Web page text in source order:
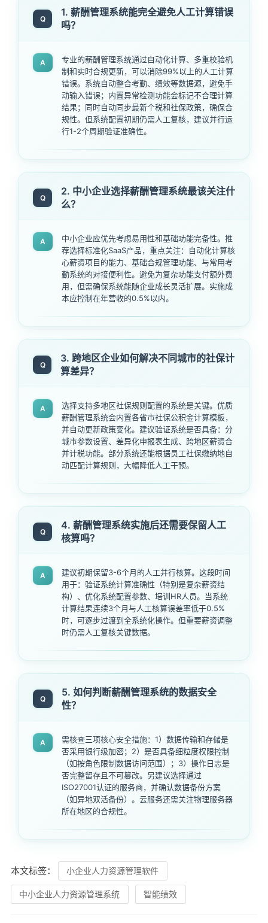
Q
1. 薪酬管理系统能完全避免人工计算错误
吗？
A
专业的薪酬管理系统通过自动化计算、多重校验机
制和实时合规更新，可以消除99%以上的人工计算
错误。系统自动整合考勤、绩效等数据源，避免手
动输入错误；内置异常检测功能会标记不合理计算
结果；同时自动同步最新个税和社保政策，确保合
规性。但系统配置初期仍需人工复核，建议并行运
行1-2个周期验证准确性。
Q
2. 中小企业选择薪酬管理系统最该关注什
么？
A
中小企业应优先考虑易用性和基础功能完备性。推
荐选择标准化SaaS产品，重点关注：自动化计算核
心薪资项目的能力、基础合规管理功能、与常用考
勤系统的对接便利性。避免为复杂功能支付额外费
用，但需确保系统能随企业成长灵活扩展。实施成
本应控制在年营收的0.5%以内。
Q
3. 跨地区企业如何解决不同城市的社保计
算差异？
A
选择支持多地区社保规则配置的系统是关键。优质
薪酬管理系统会内置各省市社保公积金计算模板，
并自动更新政策变化。建议验证系统是否具备：分
城市参数设置、差异化申报表生成、跨地区薪资合
并计税功能。部分系统还能根据员工社保缴纳地自
动匹配计算规则，大幅降低人工干预。
Q
4. 薪酬管理系统实施后还需要保留人工
核算吗？
A
建议初期保留3-6个月的人工并行核算。这段时间
用于：验证系统计算准确性（特别是复杂薪资结
构）、优化系统配置参数、培训HR人员。当系统
计算结果连续3个月与人工核算误差率低于0.5%
时，可逐步过渡到全系统化操作。但重要薪资调整
时仍需人工复核关键数据。
Q
5. 如何判断薪酬管理系统的数据安全
性？
A
需核查三项核心安全措施：1）数据传输和存储是
否采用银行级加密；2）是否具备细粒度权限控制
（如按角色限制数据访问范围）；3）操作日志是
否完整留存且不可篡改。另建议选择通过
ISO27001认证的服务商，并确认数据备份方案
（如异地双活备份）。云服务还需关注物理服务器
所在地区的合规性。
本文标签： 小企业人力资源管理软件
中小企业人力资源管理系统 智能绩效